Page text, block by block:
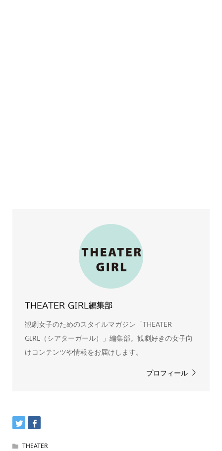
THEATER GIRL編集部
観劇女子のためのスタイルマガジン「THEATER
GIRL（シアターガール）」編集部。観劇好きの女子向
けコンテンツや情報をお届けします。
プロフィール
THEATER